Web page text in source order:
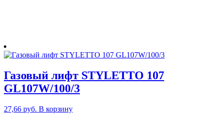
Газовый лифт STYLETTO 107
GL107W/100/3
27,66 руб. В корзину